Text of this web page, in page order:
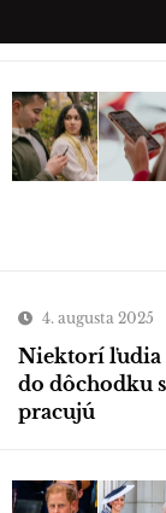
4. augusta 2025
Niektorí ľudia
do dôchodku
pracujú